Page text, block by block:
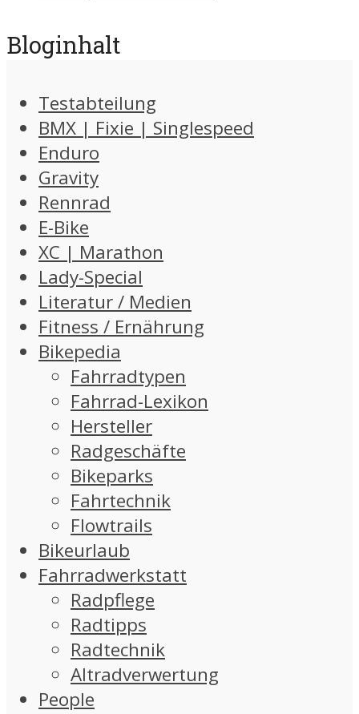
Bloginhalt
Testabteilung
BMX | Fixie | Singlespeed
Enduro
Gravity
Rennrad
E-Bike
XC | Marathon
Lady-Special
Literatur / Medien
Fitness / Ernährung
Bikepedia
Fahrradtypen
Fahrrad-Lexikon
Hersteller
Radgeschäfte
Bikeparks
Fahrtechnik
Flowtrails
Bikeurlaub
Fahrradwerkstatt
Radpflege
Radtipps
Radtechnik
Altradverwertung
People